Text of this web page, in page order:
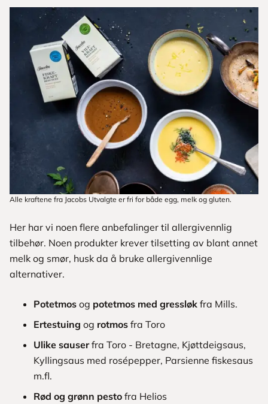
Alle kraftene fra Jacobs Utvalgte er fri for både egg, melk og gluten.
Her har vi noen flere anbefalinger til allergivennlig
tilbehør. Noen produkter krever tilsetting av blant annet
melk og smør, husk da å bruke allergivennlige
alternativer.
Potetmos og potetmos med gressløk fra Mills.
Ertestuing og rotmos fra Toro
Ulike sauserfra Toro - Bretagne, Kjøttdeigsaus,
Kyllingsaus med rosépepper, Parsienne fiskesaus
m.fl.
Rød og grønn pesto fra Helios